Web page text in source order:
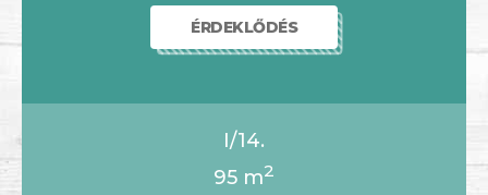
ÉRDEKLŐDÉS
I/14.
95 m2